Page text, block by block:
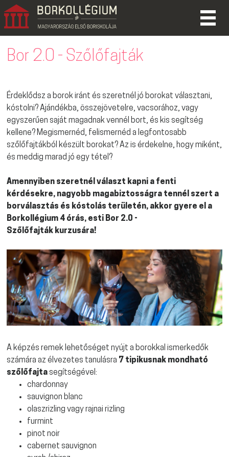
Bor 2.0 - Szőlőfajták
Érdeklődsz a borok iránt és szeretnél jó borokat választani,
kóstolni? Ajándékba, összejövetelre, vacsorához, vagy
egyszerűen saját magadnak vennél bort, és kis segítség
kellene? Megismernéd, felismernéd a legfontosabb
szőlőfajtákból készült borokat? Az is érdekelne, hogy miként,
és meddig marad jó egy tétel?
Amennyiben szeretnél választ kapni a fenti
kérdésekre, nagyobb magabiztosságra tennél szert a
borválasztás és kóstolás területén, akkor gyere el a
Borkollégium 4 órás, esti Bor 2.0 -
Szőlőfajták kurzusára!
A képzés remek lehetőséget nyújt a borokkal ismerkedők
számára az élvezetes tanulásra 7 tipikusnak mondható
szőlőfajtasegítségével:
chardonnay
sauvignon blanc
olaszrizling vagy rajnai rizling
furmint
pinot noir
cabernet sauvignon